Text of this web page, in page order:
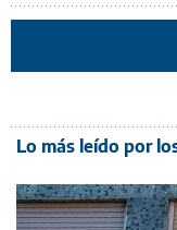
Lo más leído por